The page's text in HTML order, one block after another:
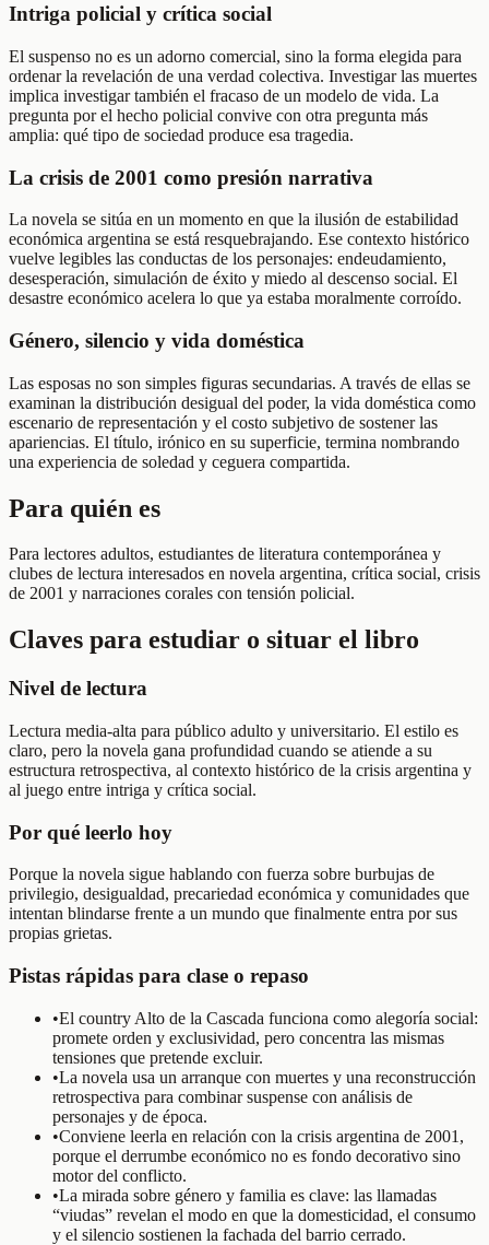
Intriga policial y crítica social
El suspenso no es un adorno comercial, sino la forma elegida para
ordenar la revelación de una verdad colectiva. Investigar las muertes
implica investigar también el fracaso de un modelo de vida. La
pregunta por el hecho policial convive con otra pregunta más
amplia: qué tipo de sociedad produce esa tragedia.
La crisis de 2001 como presión narrativa
La novela se sitúa en un momento en que la ilusión de estabilidad
económica argentina se está resquebrajando. Ese contexto histórico
vuelve legibles las conductas de los personajes: endeudamiento,
desesperación, simulación de éxito y miedo al descenso social. El
desastre económico acelera lo que ya estaba moralmente corroído.
Género, silencio y vida doméstica
Las esposas no son simples figuras secundarias. A través de ellas se
examinan la distribución desigual del poder, la vida doméstica como
escenario de representación y el costo subjetivo de sostener las
apariencias. El título, irónico en su superficie, termina nombrando
una experiencia de soledad y ceguera compartida.
Para quién es
Para lectores adultos, estudiantes de literatura contemporánea y
clubes de lectura interesados en novela argentina, crítica social, crisis
de 2001 y narraciones corales con tensión policial.
Claves para estudiar o situar el libro
Nivel de lectura
Lectura media-alta para público adulto y universitario. El estilo es
claro, pero la novela gana profundidad cuando se atiende a su
estructura retrospectiva, al contexto histórico de la crisis argentina y
al juego entre intriga y crítica social.
Por qué leerlo hoy
Porque la novela sigue hablando con fuerza sobre burbujas de
privilegio, desigualdad, precariedad económica y comunidades que
intentan blindarse frente a un mundo que finalmente entra por sus
propias grietas.
Pistas rápidas para clase o repaso
•El country Alto de la Cascada funciona como alegoría social:
promete orden y exclusividad, pero concentra las mismas
tensiones que pretende excluir.
•La novela usa un arranque con muertes y una reconstrucción
retrospectiva para combinar suspense con análisis de
personajes y de época.
•Conviene leerla en relación con la crisis argentina de 2001,
porque el derrumbe económico no es fondo decorativo sino
motor del conflicto.
•La mirada sobre género y familia es clave: las llamadas
“viudas” revelan el modo en que la domesticidad, el consumo
y el silencio sostienen la fachada del barrio cerrado.